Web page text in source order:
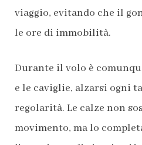
viaggio, evitando che il
le ore di immobilità.
Durante il volo è
e le caviglie, alzarsi ogni
regolarità. Le calze non
movimento, ma lo